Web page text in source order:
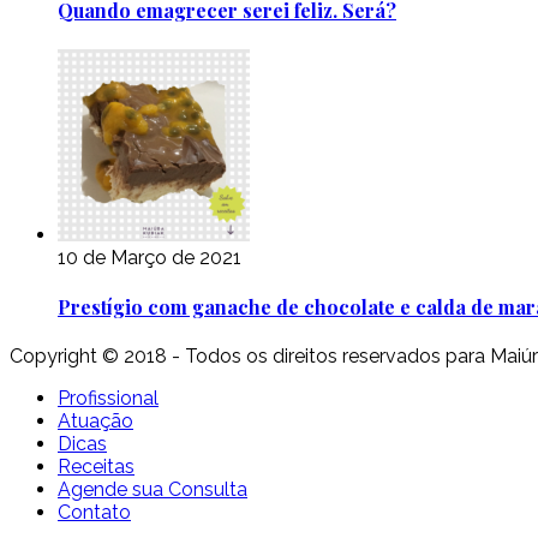
Quando emagrecer serei feliz. Será?
10 de Março de 2021
Prestígio com ganache de chocolate e calda de
Copyright © 2018 - Todos os direitos reservados para
Profissional
Atuação
Dicas
Receitas
Agende sua Consulta
Contato